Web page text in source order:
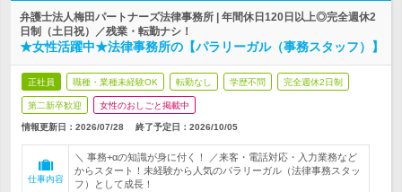
弁護士法人梅田パートナーズ法律事務所 | 年間休日120日以上◎完全週休2
日制（土日祝）／残業・転勤ナシ！
★女性活躍中★法律事務所の【パラリーガル（事務スタッフ）】
正社員 職種・業種未経験OK 転勤なし 学歴不問 完全週休2日制
第二新卒歓迎 女性のおしごと掲載中
情報更新日：2026/07/28 終了予定日： 2026/10/05
仕事内容
＼ 事務+αの知識が身に付く！ ／来客・電話対応・入力業務など
からスタート！未経験から人気のパラリーガル（法律事務スタッ
フ）として成長！